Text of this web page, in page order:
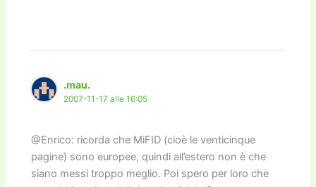
.mau.
2007-11-17 alle 16:05
@Enrico: ricorda che MiFID (cioè le venticinque
pagine) sono europee, quindi all’estero non è che
siano messi troppo meglio. Poi spero per loro che